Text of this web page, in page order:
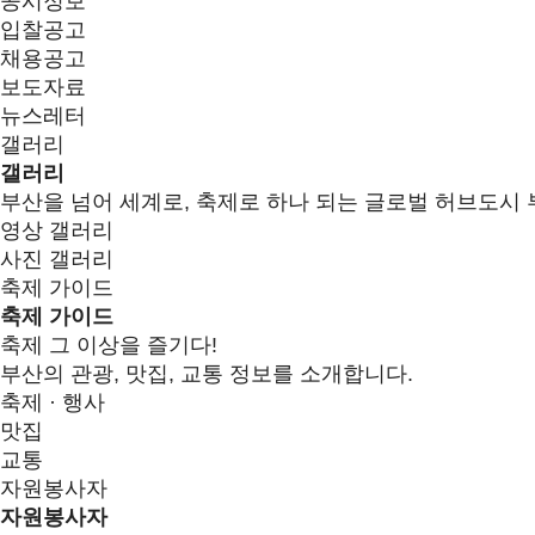
입찰공고
채용공고
보도자료
뉴스레터
갤러리
갤러리
부산을 넘어 세계로, 축제로 하나 되는 글로벌 허브도시
영상 갤러리
사진 갤러리
축제 가이드
축제 가이드
축제 그 이상을 즐기다!
부산의 관광, 맛집, 교통 정보를 소개합니다.
축제 · 행사
맛집
교통
자원봉사자
자원봉사자